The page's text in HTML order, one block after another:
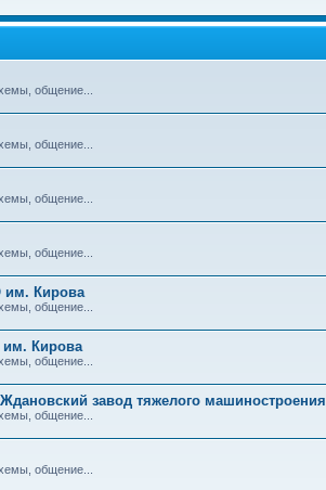
общение...
общение...
общение...
общение...
им. Кирова
общение...
Кирова
общение...
завод тяжелого машиностроения
общение...
общение...